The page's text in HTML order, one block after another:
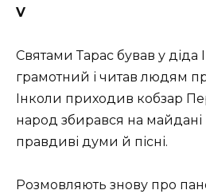
V
Святами Тарас бував у діда
грамотний і читав людям
Інколи приходив кобзар
народ збирався на майдані
правдиві думи й пісні.
Розмовляють знову про